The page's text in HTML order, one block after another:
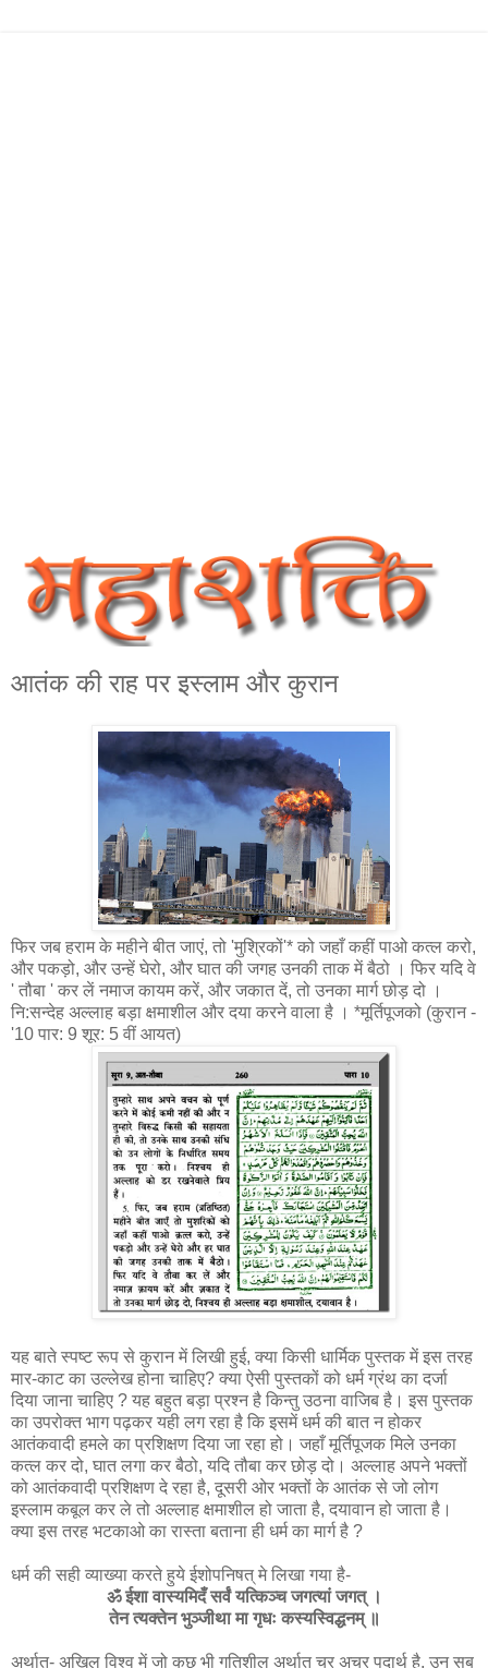
आतंक की राह पर इस्लाम और कुरान
फिर जब हराम के महीने बीत जाएं, तो 'मुश्रिकों'* को जहाँ कहीं पाओ कत्ल करो,
और पकड़ो, और उन्हें घेरो, और घात की जगह उनकी ताक में बैठो । फिर यदि वे
' तौबा ' कर लें नमाज कायम करें, और जकात दें, तो उनका मार्ग छोड़ दो ।
नि:सन्देह अल्लाह बड़ा क्षमाशील और दया करने वाला है । *मूर्तिपूजको (कुरान -
'10 पार: 9 शूर: 5 वीं आयत)
यह बाते स्पष्ट रूप से कुरान में लिखी हुई, क्या किसी धार्मिक पुस्तक में इस तरह
मार-काट का उल्लेख होना चाहिए? क्या ऐसी पुस्तकों को धर्म ग्रंथ का दर्जा
दिया जाना चाहिए ? यह बहुत बड़ा प्रश्न है किन्तु उठना वाजिब है। इस पुस्तक
का उपरोक्त भाग पढ़कर यही लग रहा है कि इसमें धर्म की बात न होकर
आतंकवादी हमले का प्रशिक्षण दिया जा रहा हो। जहाँ मूर्तिपूजक मिले उनका
कत्ल कर दो, घात लगा कर बैठो, यदि तौबा कर छोड़ दो। अल्लाह अपने भक्तों
को आतंकवादी प्रशिक्षण दे रहा है, दूसरी ओर भक्तों के आतंक से जो लोग
इस्लाम कबूल कर ले तो अल्लाह क्षमाशील हो जाता है, दयावान हो जाता है।
क्या इस तरह भटकाओ का रास्ता बताना ही धर्म का मार्ग है ?
धर्म की सही व्याख्या करते हुये ईशोपनिषत् मे लिखा गया है-
ॐ ईशा वास्यमिदँ सर्वं यत्किञ्च जगत्यां जगत् ।
तेन त्यक्तेन भुञ्जीथा मा गृधः कस्यस्विद्धनम् ॥
अर्थात- अखिल विश्व में जो कुछ भी गतिशील अर्थात चर अचर पदार्थ है, उन सब